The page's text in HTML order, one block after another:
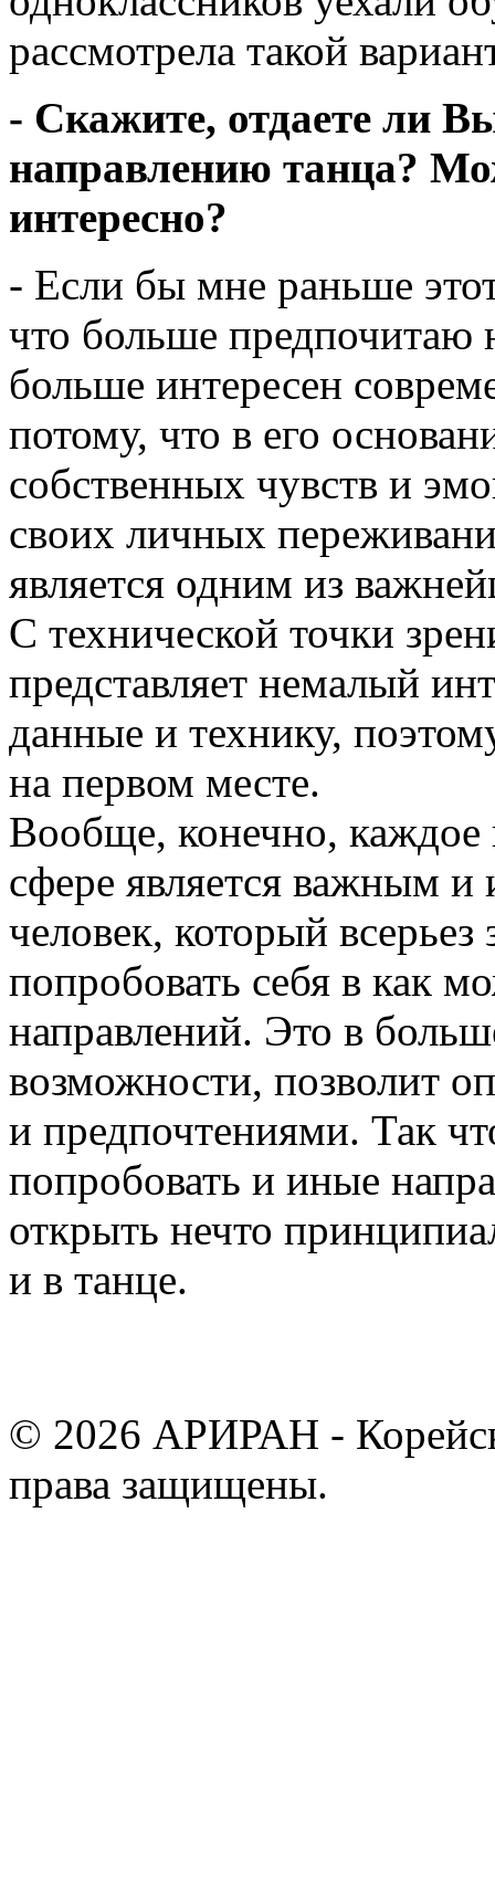
рассмотрела такой
- Скажите, отдаете ли
направлению танца?
интересно?
- Если бы мне раньше
что больше предпочитаю
больше интересен
потому, что в его
собственных чувств и
своих личных
является одним из
С технической точки
представляет немалый
данные и технику,
на первом месте.
Вообще, конечно, каждое
сфере является важным
человек, который
попробовать себя в как
направлений. Это в
возможности, позволит
и предпочтениями. Так
попробовать и иные
открыть нечто
и в танце.
© 2026 АРИРАН -
права защищены.